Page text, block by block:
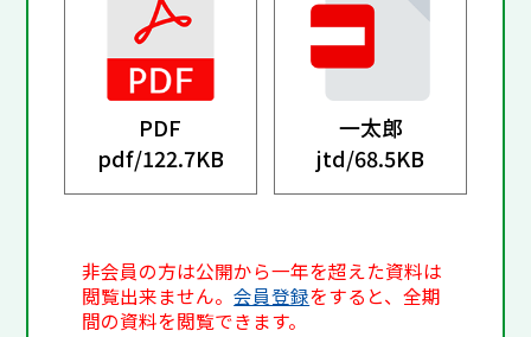
PDF
pdf/122.7KB
一太郎
jtd/68.5KB
非会員の方は公開から一年を超えた資料は
閲覧出来ません。会員登録をすると、全期
間の資料を閲覧できます。